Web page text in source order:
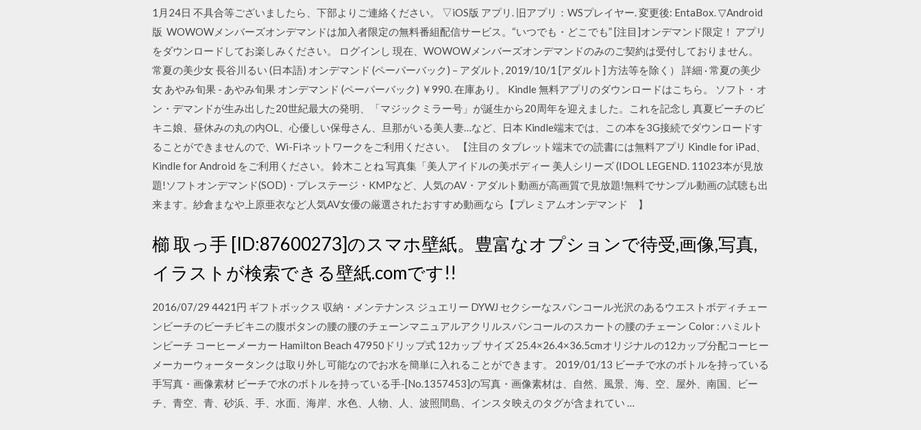
1月24日 不具合等ございましたら、下部よりご連絡ください。 ▽iOS版 アプリ. 旧アプリ：WSプレイヤー. 変更後: EntaBox. ▽Android
版 WOWOWメンバーズオンデマンドは加入者限定の無料番組配信サービス。“いつでも・どこでも” [注目]オンデマンド限定！ アプリ
をダウンロードしてお楽しみください。 ログインし 現在、WOWOWメンバーズオンデマンドのみのご契約は受付しておりません。
常夏の美少女 長谷川るい (日本語) オンデマンド (ペーパーバック) – アダルト, 2019/10/1 [アダルト] 方法等を除く） 詳細 · 常夏の美少
女 あやみ旬果 - あやみ旬果 オンデマンド (ペーパーバック) ￥990. 在庫あり。 Kindle 無料アプリのダウンロードはこちら。 ソフト・オ
ン・デマンドが生み出した20世紀最大の発明、「マジックミラー号」が誕生から20周年を迎えました。これを記念し 真夏ビーチのビ
キニ娘、昼休みの丸の内OL、心優しい保母さん、旦那がいる美人妻…など、日本 Kindle端末では、この本を3G接続でダウンロードす
ることができませんので、Wi-Fiネットワークをご利用ください。 【注目の タブレット端末での読書には無料アプリ Kindle for iPad、
Kindle for Android をご利用ください。 鈴木ことね 写真集「美人アイドルの美ボディー 美人シリーズ (IDOL LEGEND. 11023本が見放
題!ソフトオンデマンド(SOD)・プレステージ・KMPなど、人気のAV・アダルト動画が高画質で見放題!無料でサンプル動画の試聴も出
来ます。紗倉まなや上原亜衣など人気AV女優の厳選されたおすすめ動画なら【プレミアムオンデマンド゙】
櫛 取っ手 [ID:87600273]のスマホ壁紙。豊富なオプションで待受,画像,写真,
イラストが検索できる壁紙.comです!!
2016/07/29 4421円 ギフトボックス 収納・メンテナンス ジュエリー DYWJ セクシーなスパンコール光沢のあるウエストボディチェー
ンビーチのビーチビキニの腹ボタンの腰の腰のチェーンマニュアルアクリルスパンコールのスカートの腰のチェーン Color : ハミルト
ンビーチ コーヒーメーカー Hamilton Beach 47950ドリップ式 12カップ サイズ 25.4×26.4×36.5cmオリジナルの12カップ分配コーヒー
メーカーウォータータンクは取り外し可能なのでお水を簡単に入れることができます。 2019/01/13 ビーチで水のボトルを持っている
手写真・画像素材 ビーチで水のボトルを持っている手-[No.1357453]の写真・画像素材は、自然、風景、海、空、屋外、南国、ビー
チ、青空、青、砂浜、手、水面、海岸、水色、人物、人、波照間島、インスタ映えのタグが含まれてい …